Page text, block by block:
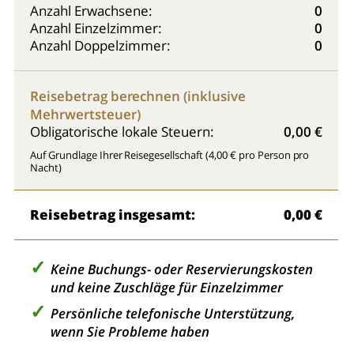
Anzahl Erwachsene:
0
Anzahl Einzelzimmer:
0
Anzahl Doppelzimmer:
0
Reisebetrag berechnen (inklusive
Mehrwertsteuer)
Obligatorische lokale Steuern:
0,00 €
Auf Grundlage Ihrer Reisegesellschaft (4,00 € pro Person pro
Nacht)
Reisebetrag insgesamt: 0,00 €
Keine Buchungs- oder Reservierungskosten
und keine Zuschläge für Einzelzimmer
Persönliche telefonische Unterstützung,
wenn Sie Probleme haben